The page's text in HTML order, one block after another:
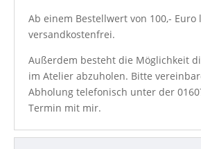
Ab einem Bestellwert von 100,-
versandkostenfrei.
Außerdem besteht die Möglichkeit
im Atelier abzuholen. Bitte
Abholung telefonisch unter der
Termin mit mir.